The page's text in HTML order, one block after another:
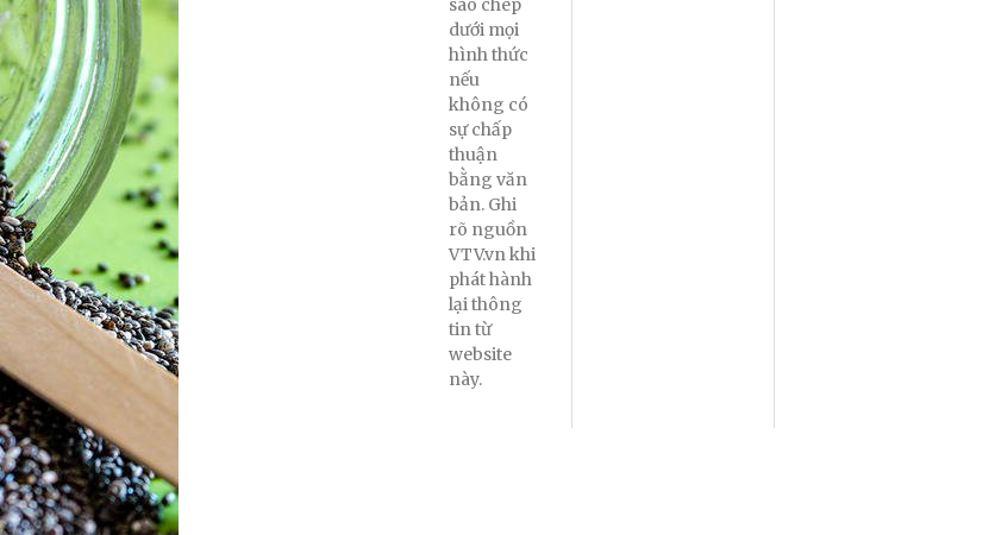
sao chép
dưới mọi
hình thức
nếu
không có
sự chấp
thuận
bằng văn
bản. Ghi
rõ nguồn
VTV.vn khi
phát hành
lại thông
tin từ
website
này.